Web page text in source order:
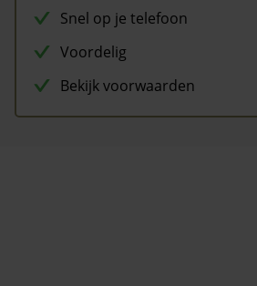
Snel op je telefoon
Voordelig
Bekijk voorwaarden